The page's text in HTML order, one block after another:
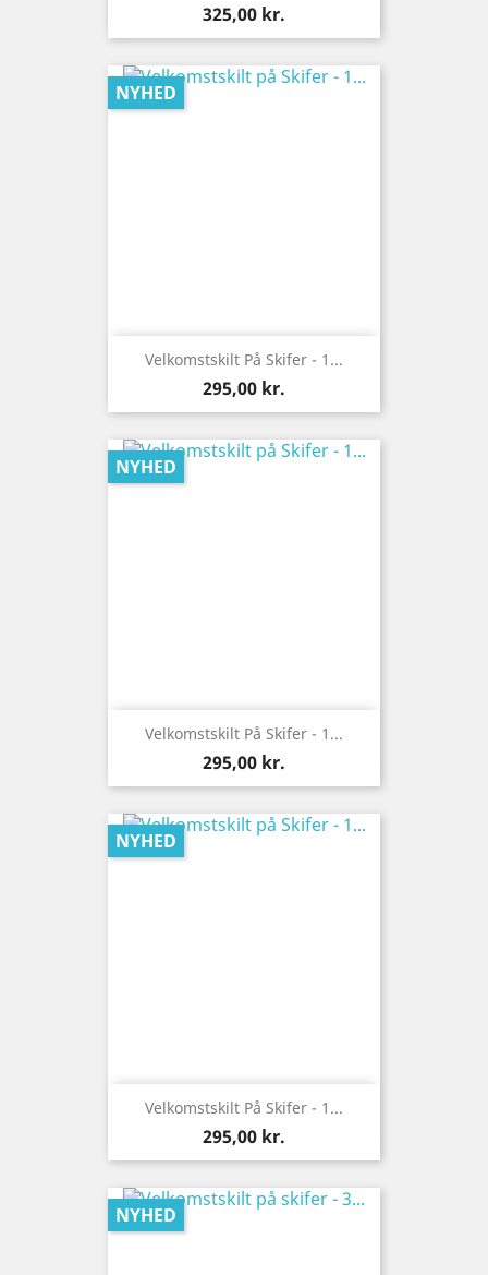
Pris
325,00 kr.
Velkomstskilt På Skifer - 1...
Pris
295,00 kr.
NYHED
Velkomstskilt På Skifer - 1...
Pris
295,00 kr.
NYHED
Velkomstskilt På Skifer - 1...
Pris
295,00 kr.
NYHED
NYHED